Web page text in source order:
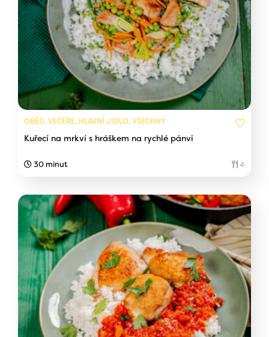
OBĚD, VEČEŘE, HLAVNÍ JÍDLO, VŠECHNY
Kuřecí na mrkví s hráškem na rychlé pánvi
30 minut 4